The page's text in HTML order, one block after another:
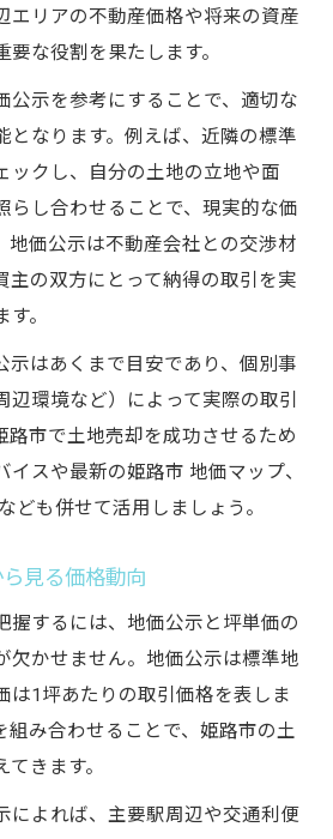
エリアの不動産価格や将来の資産
な役割を果たします。
公示を参考にすることで、適切な
となります。例えば、近隣の標準
ックし、自分の土地の立地や面
らし合わせることで、現実的な価
地価公示は不動産会社との交渉材
主の双方にとって納得の取引を実
。
示はあくまで目安であり、個別事
環境など）によって実際の取引
路市で土地売却を成功させるため
イスや最新の姫路市 地価マップ、
ども併せて活用しましょう。
見る価格動向
握するには、地価公示と坪単価の
欠かせません。地価公示は標準地
は1坪あたりの取引価格を表しま
組み合わせることで、姫路市の土
きます。
によれば、主要駅周辺や交通利便